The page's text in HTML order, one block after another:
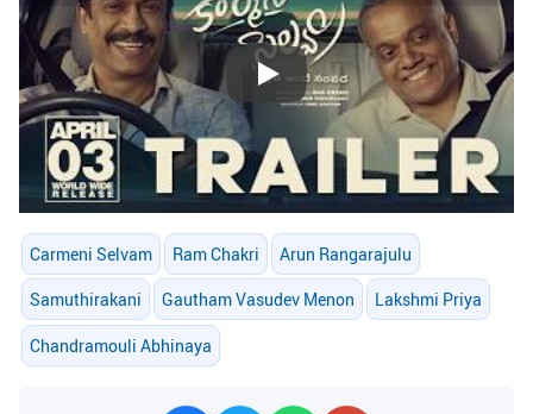
Play
Carmeni Selvam Ram Chakri Arun Rangarajulu
Samuthirakani Gautham Vasudev Menon Lakshmi Priya
Chandramouli Abhinaya